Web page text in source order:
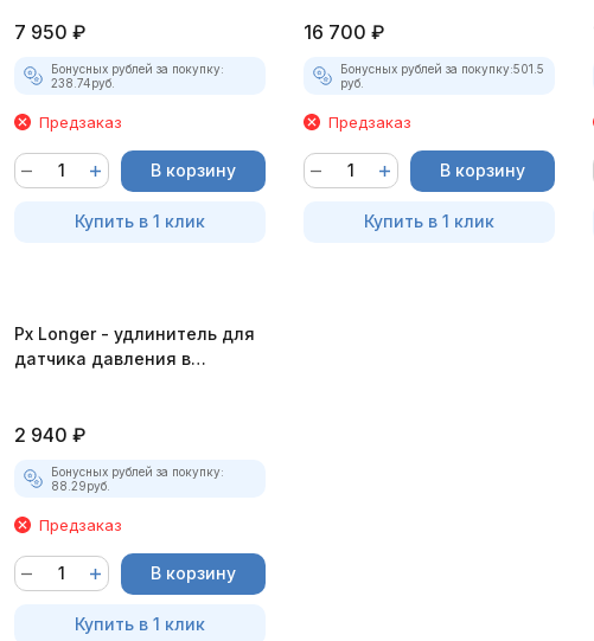
7 950 ₽
Бонусных рублей за покупку:
238.74руб.
Предзаказ
В корзину
Купить в 1 клик
16 700 ₽
Бонусных рублей за покупку:501.5
руб.
Предзаказ
В корзину
Купить в 1 клик
Px Longer - удлинитель для
датчика давления в
2 940 ₽
Бонусных рублей за покупку:
88.29руб.
Предзаказ
В корзину
Купить в 1 клик